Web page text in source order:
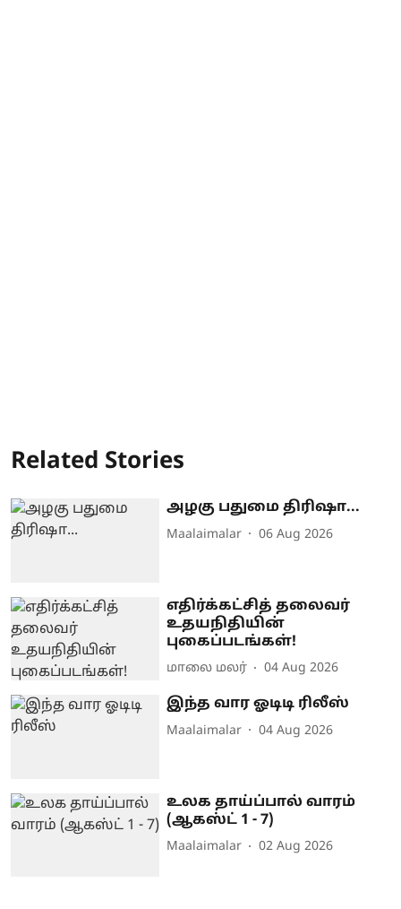
Related Stories
அழகு பதுமை திரிஷா...
Maalaimalar 06 Aug 2026
எதிர்க்கட்சித் தலைவர்
உதயநிதியின்
புகைப்படங்கள்!
மாலை மலர் 04 Aug 2026
இந்த வார ஓடிடி ரிலீஸ்
Maalaimalar 04 Aug 2026
உலக தாய்ப்பால் வாரம்
(ஆகஸ்ட் 1 - 7)
Maalaimalar 02 Aug 2026